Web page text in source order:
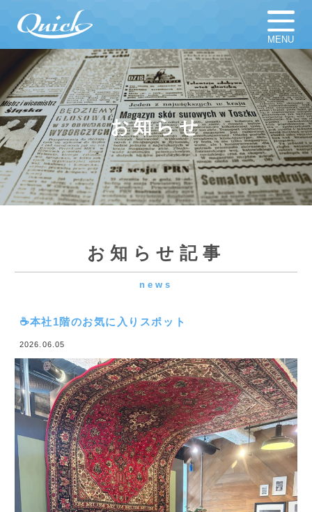
ホーム 足場材販売
足場材買取 足場材リース
仮設計画図 お知らせ
足場資材 新着新品／中古資材一覧
会社概要 採用情報
お知らせ
お知らせ記事
news